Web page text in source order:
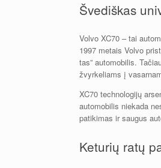
Švediškas
Volvo XC70 – tai
1997 metais Volvo
tas” automobilis.
žvyrkeliams į
XC70 technologijų
automobilis niekada
patikimas ir saugus
Keturių ratų